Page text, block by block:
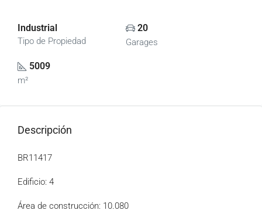
Industrial
Tipo de Propiedad
20
Garages
5009
m²
Descripción
BR11417
Edificio: 4
Área de construcción: 10.080